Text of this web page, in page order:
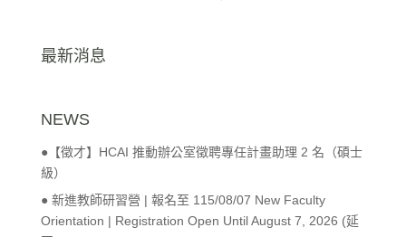
最新消息
NEWS
●【徵才】HCAI 推動辦公室徵聘專任計畫助理 2 名（碩士
級）
● 新進教師研習營 | 報名至 115/08/07 New Faculty
Orientation | Registration Open Until August 7, 2026 (延